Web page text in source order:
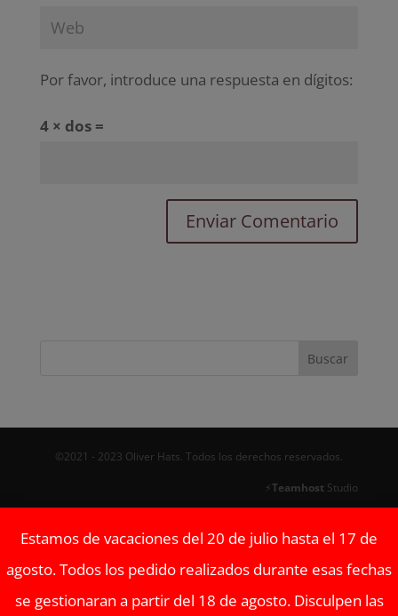
Estamos de vacaciones del 20 de julio hasta el 17 de
agosto. Todos los pedido realizados durante esas fechas
se gestionaran a partir del 18 de agosto. Disculpen las
Por favor, introduce una respuesta en dígitos:
4 × dos =
©2021 - 2023 Oliver Hats. Todos los derechos reservados.
⚡Teamhost Studio